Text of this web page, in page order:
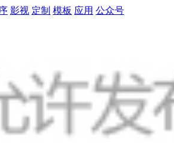
影视 定制 模板 应用 公众号